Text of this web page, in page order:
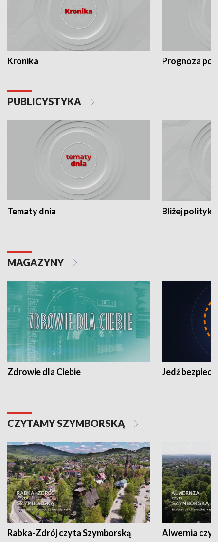
Kronika Prognoza
PUBLICYSTYKA
Tematy dnia Bliżej polityki
MAGAZYNY
Zdrowie dla Ciebie Jedź
CZYTAMY SZYMBORSKĄ
Rabka-Zdrój czyta Szymborską Alwernia